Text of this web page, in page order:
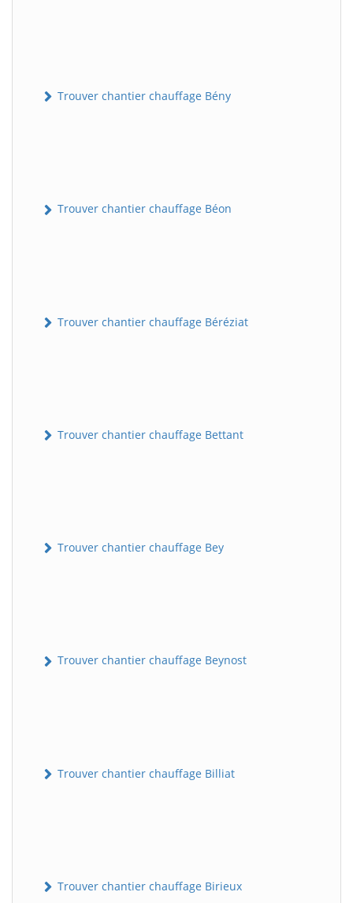
Trouver chantier chauffage Bény
Trouver chantier chauffage Béon
Trouver chantier chauffage Béréziat
Trouver chantier chauffage Bettant
Trouver chantier chauffage Bey
Trouver chantier chauffage Beynost
Trouver chantier chauffage Billiat
Trouver chantier chauffage Birieux